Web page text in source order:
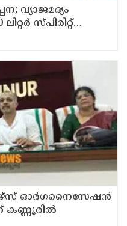
വ്യാജമദ്യം
സ്പിരിറ്റ്
ഓർഗനൈസേഷൻ
കണ്ണൂരിൽ